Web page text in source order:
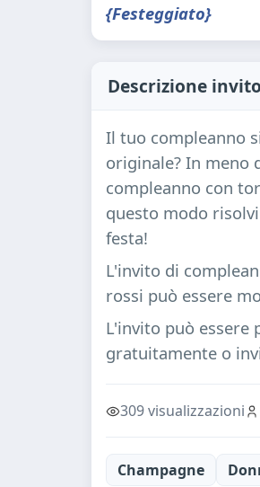
{Festeggiato}
Descrizione invito
Il tuo compleanno
originale? In meno
compleanno con
questo modo
festa!
L'invito di
rossi può essere
L'invito può essere
gratuitamente o
309 visualizzazioni
Champagne